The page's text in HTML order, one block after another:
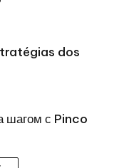
dos
шагом с Pinco